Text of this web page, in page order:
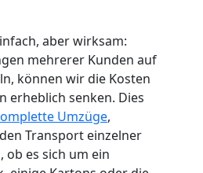
aber wirksam:
mehrerer Kunden auf
können wir die Kosten
erheblich senken. Dies
Umzüge,
Transport einzelner
ob es sich um ein